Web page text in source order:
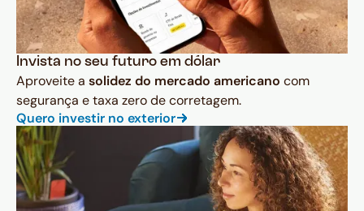
Invista no seu futuro em dólar
Aproveite a solidez do mercado americano com
segurança e taxa zero de corretagem.
Quero investir no exterior